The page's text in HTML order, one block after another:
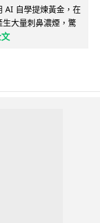
AI 自學提煉黃金，在
大量刺鼻濃煙，驚